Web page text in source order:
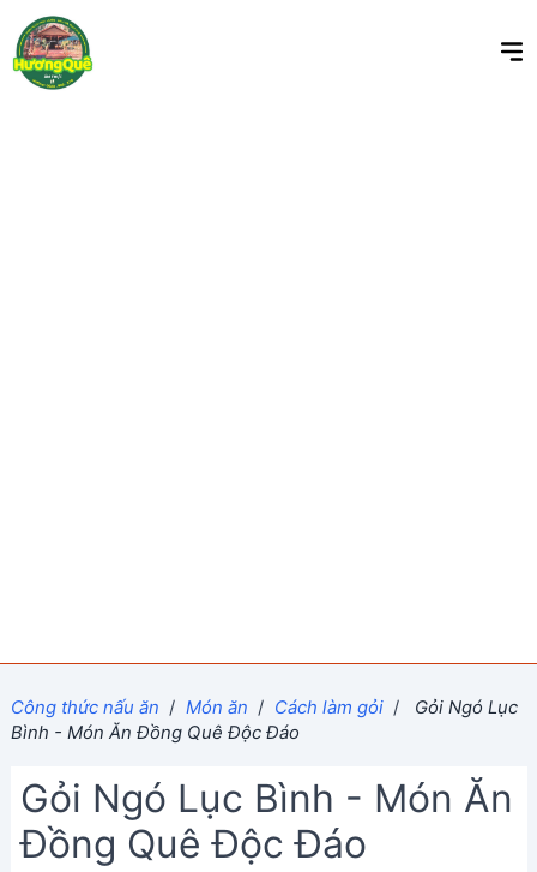
Công thức nấu ăn / Món ăn / Cách làm gỏi /
Gỏi Ngó Lục
Bình - Món Ăn Đồng Quê Độc Đáo
Gỏi Ngó Lục Bình - Món Ăn
Đồng Quê Độc Đáo